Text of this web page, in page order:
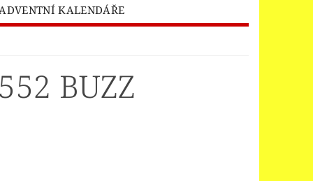
KALENDÁŘE
BATMAN MOVIE
CLASSIC
LEGO® CREATOR
BUZZ